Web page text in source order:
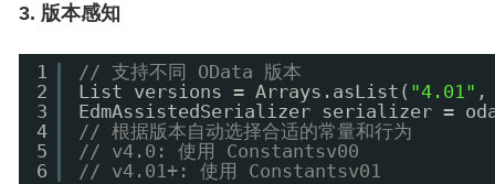
3. 版本感知
1
2
3
4
5
6
// 支持不同 OData 版本
List versions = Arrays.asList( "4.01"
EdmAssistedSerializer serializer =
// 根据版本自动选择合适的常量和行为
// v4.0: 使用 Constantsv00
// v4.01+: 使用 Constantsv01